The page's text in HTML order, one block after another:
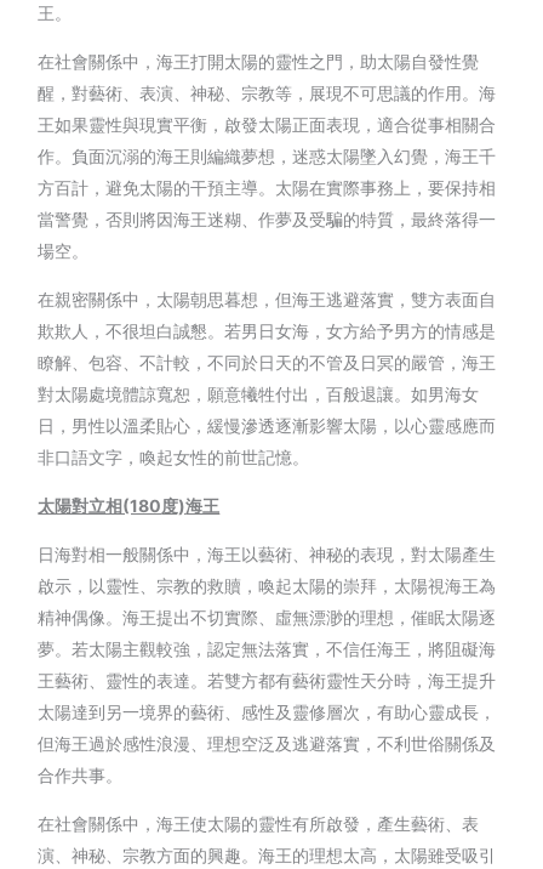
王。
在社會關係中，海王打開太陽的靈性之門，助太陽自發性覺
醒，對藝術、表演、神秘、宗教等，展現不可思議的作用。海
王如果靈性與現實平衡，啟發太陽正面表現，適合從事相關合
作。負面沉溺的海王則編織夢想，迷惑太陽墜入幻覺，海王千
方百計，避免太陽的干預主導。太陽在實際事務上，要保持相
當警覺，否則將因海王迷糊、作夢及受騙的特質，最終落得一
場空。
在親密關係中，太陽朝思暮想，但海王逃避落實，雙方表面自
欺欺人，不很坦白誠懇。若男日女海，女方給予男方的情感是
瞭解、包容、不計較，不同於日天的不管及日冥的嚴管，海王
對太陽處境體諒寬恕，願意犧牲付出，百般退讓。如男海女
日，男性以溫柔貼心，緩慢滲透逐漸影響太陽，以心靈感應而
非口語文字，喚起女性的前世記憶。
太陽對立相(180度)海王
日海對相一般關係中，海王以藝術、神秘的表現，對太陽產生
啟示，以靈性、宗教的救贖，喚起太陽的崇拜，太陽視海王為
精神偶像。海王提出不切實際、虛無漂渺的理想，催眠太陽逐
夢。若太陽主觀較強，認定無法落實，不信任海王，將阻礙海
王藝術、靈性的表達。若雙方都有藝術靈性天分時，海王提升
太陽達到另一境界的藝術、感性及靈修層次，有助心靈成長，
但海王過於感性浪漫、理想空泛及逃避落實，不利世俗關係及
合作共事。
在社會關係中，海王使太陽的靈性有所啟發，產生藝術、表
演、神秘、宗教方面的興趣。海王的理想太高，太陽雖受吸引